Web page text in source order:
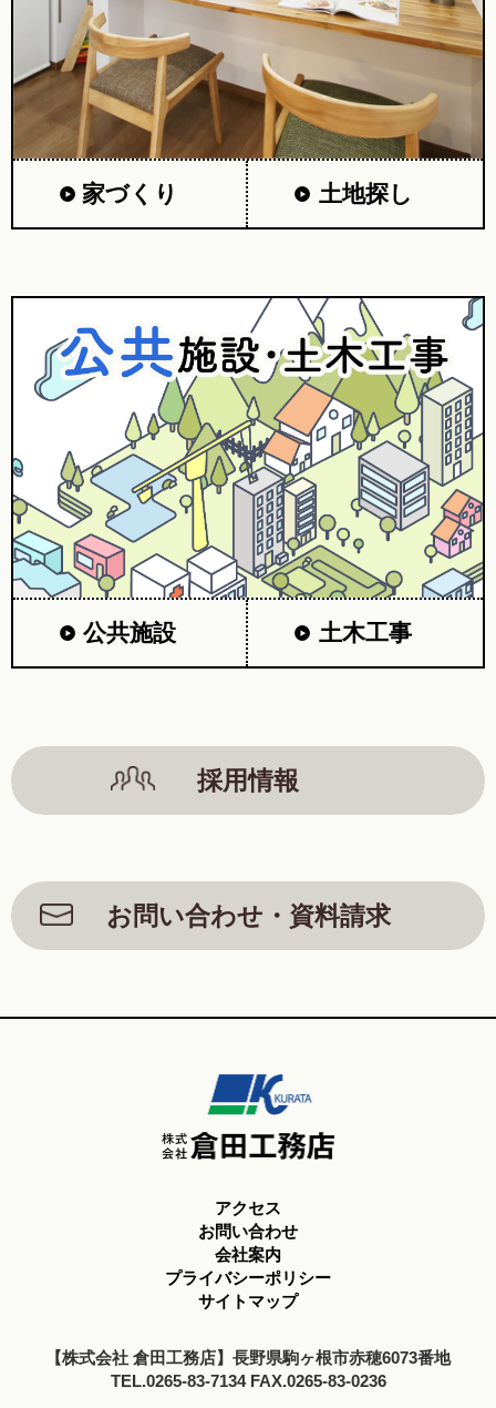
家づくり 土地探し
公共施設 土木工事
採用情報
お問い合わせ・資料請求
アクセス
お問い合わせ
会社案内
プライバシーポリシー
サイトマップ
【株式会社 倉田工務店】長野県駒ヶ根市赤穂6073番地
TEL.0265-83-7134 FAX.0265-83-0236